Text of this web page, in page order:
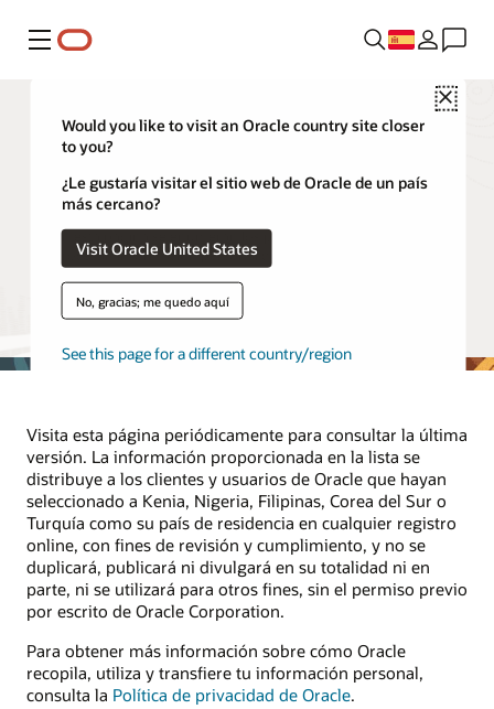
Menú
Close
Would you like to visit an Oracle country site closer
to you?
¿Le gustaría visitar el sitio web de Oracle de un país
más cercano?
Visit Oracle United States
No, gracias; me quedo aquí
See this page for a different country/region
Proveedores y partners
En esta página se enumeran los proveedores externos que
procesan información personal de clientes y usuarios de
Oracle ubicados en Kenia, Nigeria, Filipinas, Corea del Sur y
Turquía en nombre de Oracle. La lista se actualizará
periódicamente según sea necesario.
Visita esta página periódicamente para consultar la última
versión. La información proporcionada en la lista se
distribuye a los clientes y usuarios de Oracle que hayan
seleccionado a Kenia, Nigeria, Filipinas, Corea del Sur o
Turquía como su país de residencia en cualquier registro
online, con fines de revisión y cumplimiento, y no se
duplicará, publicará ni divulgará en su totalidad ni en
parte, ni se utilizará para otros fines, sin el permiso previo
por escrito de Oracle Corporation.
Para obtener más información sobre cómo Oracle
recopila, utiliza y transfiere tu información personal,
consulta la Política de privacidad de Oracle.